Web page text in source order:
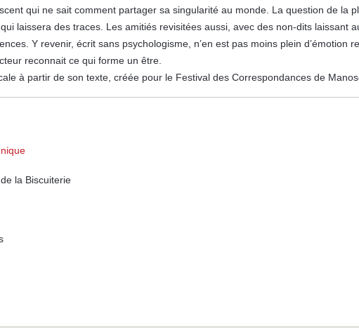
qui ne sait comment partager sa singularité au monde. La question de la
laissera des traces. Les amitiés revisitées aussi, avec des non-dits laissant
Y revenir, écrit sans psychologisme, n’en est pas moins plein d’émotion
reconnait ce qui forme un être.
à partir de son texte, créée pour le Festival des Correspondances de
la Biscuiterie